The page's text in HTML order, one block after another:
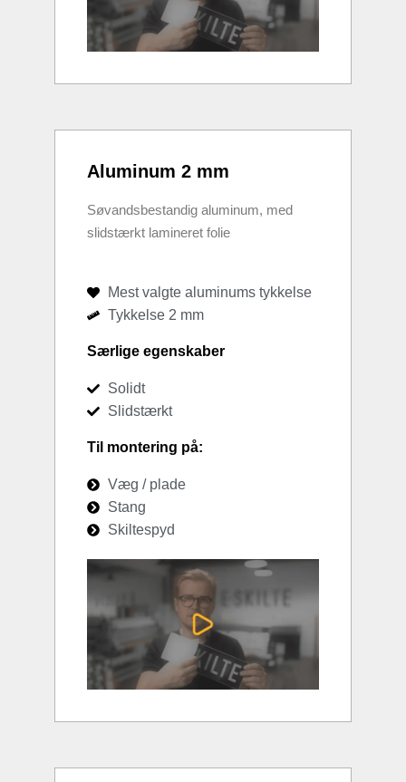
Aluminum 2 mm
Søvandsbestandig aluminum, med
slidstærkt lamineret folie
Mest valgte aluminums tykkelse
Tykkelse 2 mm
Særlige egenskaber
Solidt
Slidstærkt
Til montering på:
Væg / plade
Stang
Skiltespyd